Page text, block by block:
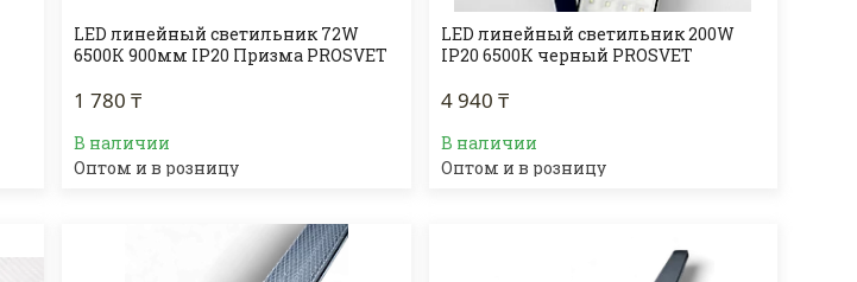
LED линейный светильник 72W
6500К 900мм IP20 Призма PROSVET
1 780 ₸
В наличии
Оптом и в розницу
LED линейный светильник 200W
IP20 6500К черный PROSVET
4 940 ₸
В наличии
Оптом и в розницу